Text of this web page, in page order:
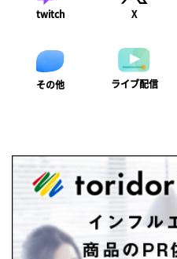
twitch X
その他 ライブ配信